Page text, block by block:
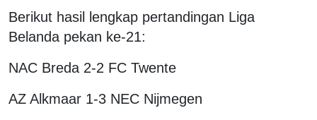
Berikut hasil lengkap pertandingan Liga
Belanda pekan ke-21:
NAC Breda 2-2 FC Twente
AZ Alkmaar 1-3 NEC Nijmegen